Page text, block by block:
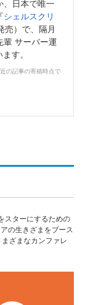
、日本で唯一
シェルスクリ
売）で、隔月
輩 サーバー運
す。
の記事の寄稿時点で
スターにするための
の生きざまをブース
ざまなカンファレ